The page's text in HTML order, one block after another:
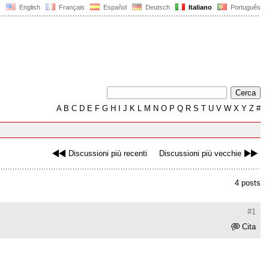
English Français Español Deutsch Italiano Português
AB C D E F G H J K L M N O P Q R S T U V W X Y Z #
Discussioni più recenti Discussioni più vecchie
4 posts
#1
Cita